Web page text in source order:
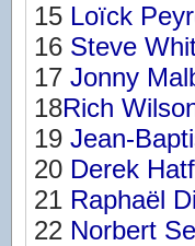
15 Loïck
16 Steve
17 Jonny
18Rich
19 Jean-
20 Derek
21 Raphaël
22 Norbert